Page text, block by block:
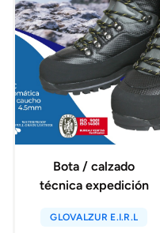
Bota / calzado
técnica expedición
GLOVALZUR E.I.R.L